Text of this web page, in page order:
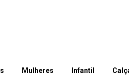
Mulheres Infantil